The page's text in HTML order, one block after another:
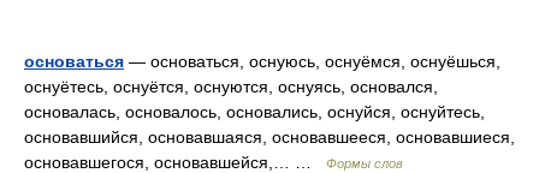
основаться — основаться, оснуюсь, оснуёмся, оснуёшься,
оснуётесь, оснуётся, оснуются, оснуясь, основался,
основалась, основалось, основались, оснуйся, оснуйтесь,
основавшийся, основавшаяся, основавшееся, основавшиеся,
основавшегося, основавшейся,… …
Формы слов